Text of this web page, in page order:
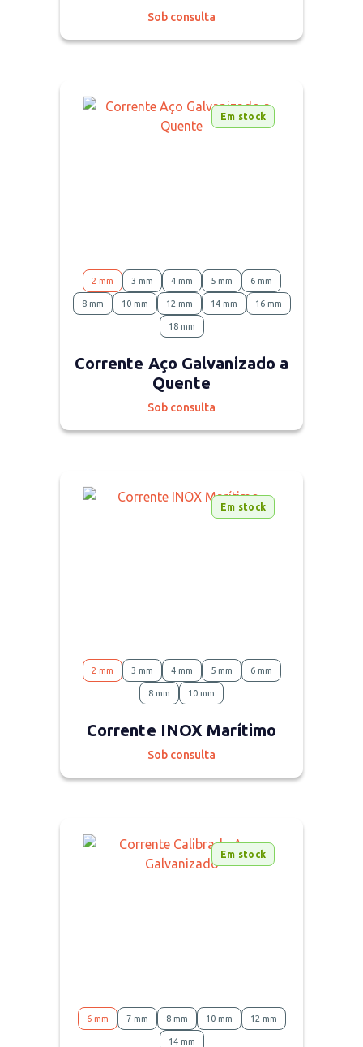
Sob consulta
Em stock
2 mm 3 mm 4 mm 5 mm 6 mm
8 mm 10 mm 12 mm 14 mm 16 mm
18 mm
Corrente Aço Galvanizado a
Quente
Sob consulta
Em stock
2 mm 3 mm 4 mm 5 mm 6 mm
8 mm 10 mm
Corrente INOX Marítimo
Sob consulta
Em stock
6 mm 7 mm 8 mm 10 mm 12 mm
14 mm